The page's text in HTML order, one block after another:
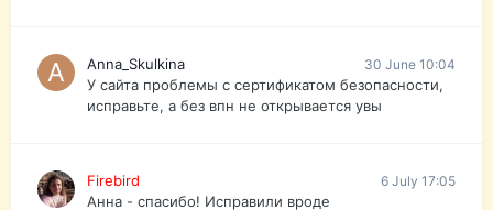
Anna_Skulkina 30 June 10:04
У сайта проблемы с сертификатом безопасности,
исправьте, а без впн не открывается увы
Firebird 6 July 17:05
Анна - спасибо! Исправили вроде